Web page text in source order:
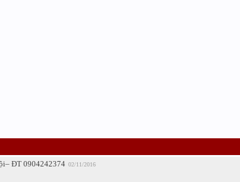
ĐT 0904242374 02/11/2016